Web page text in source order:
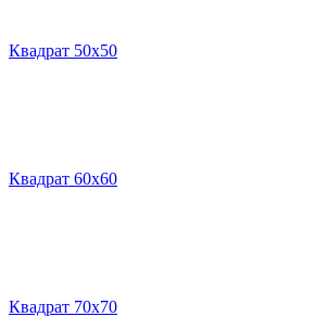
Квадрат 50х50
Квадрат 60х60
Квадрат 70х70